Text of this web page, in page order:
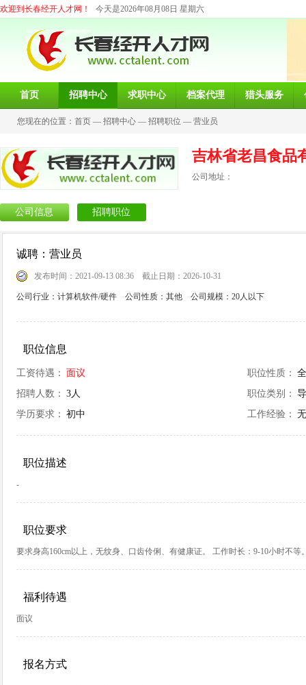
欢迎到长春经开人才网！ 今天是2026年08月08日 星期六
首页 招聘中心 求职中心 档案代理 猎头服务
您现在的位置： 首页 — 招聘中心 — 招聘职位 — 营业员
吉林省老昌食品
公司地址：
公司信息 招聘职位
诚聘：营业员
发布时间：2021-09-13 08:36 截止日期：2026-10-31
公司行业：计算机软件/硬件 公司性质：其他 公司规模：20人以下
职位信息
工资待遇： 面议 职位性质：
招聘人数： 3人 职位类别：
学历要求： 初中 工作经验：
职位描述
-
职位要求
要求身高160cm以上，无纹身、口齿伶俐、有健康证。 工作时长：9-10小时不
福利待遇
面议
报名方式